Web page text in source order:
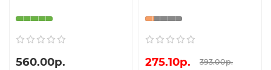
560.00р. 275.10р. 393.00р.